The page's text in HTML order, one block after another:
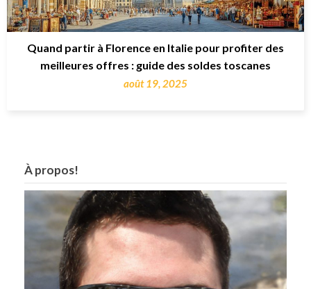
Quand partir à Florence en Italie pour profiter des
meilleures offres : guide des soldes toscanes
août 19, 2025
À propos!